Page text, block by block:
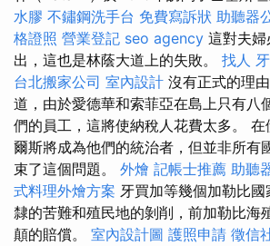
水膠 不鏽鋼洗手台 免費寫訴狀 助聽器
格證照 營業登記 seo agency 這對夫婦
出，這也是林蔭大道上的失敗。 找人
台北搬家公司 室內設計 沒有正式的理
道，由於愛德華和索菲亞在島上只有八
們的員工，這將使納稅人花費太多。
爾斯將成為他們的統治者，但並非所有
束了這個問題。 外燴 記帳士推薦 助聽
式料理外燴方案 牙買加等幾個加勒比
隸的苦難和殖民地的剝削，前加勒比海
顛的賠償。 室內設計圖 護照申請 徵信